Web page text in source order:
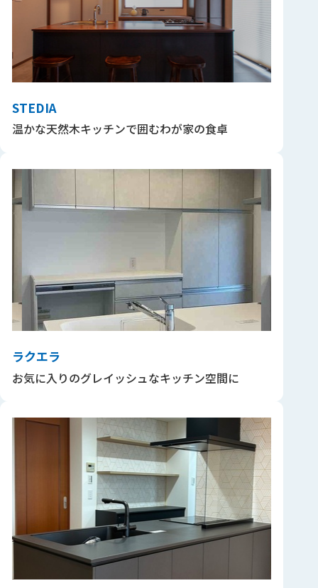
STEDIA
温かな天然木キッチンで囲むわが家の食卓
ラクエラ
お気に入りのグレイッシュなキッチン空間に